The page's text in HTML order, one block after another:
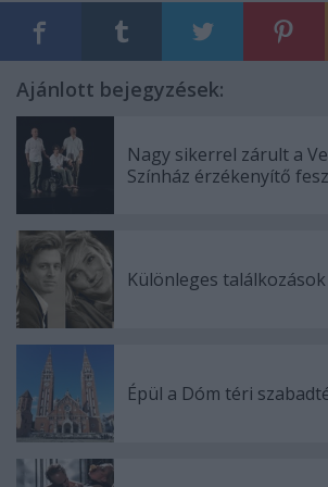
Ajánlott bejegyzések:
Nagy sikerrel zárult a
Színház érzékenyítő
Különleges
Épül a Dóm téri